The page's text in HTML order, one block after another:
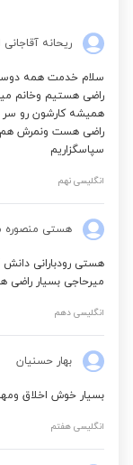
ریحانه آقاجانی
سلام خدمت همه
راضی هستیم وخانم
همیشه کارشون رو
راضی هست ونمرش هم
سپاسگزاریم
انگلیسی نهم
هستی رودبارانی
میرحاجی بسیار راضی
انگلیسی دهم
بهار حسنیان
بسیار خوش اخلاق
انگلیسی هفتم